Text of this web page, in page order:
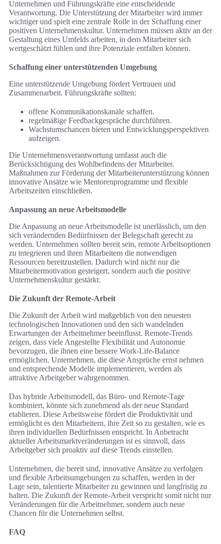
Unternehmen und Führungskräfte eine entscheidende
Verantwortung. Die Unterstützung der Mitarbeiter wird immer
wichtiger und spielt eine zentrale Rolle in der Schaffung einer
positiven Unternehmenskultur. Unternehmen müssen aktiv an der
Gestaltung eines Umfelds arbeiten, in dem Mitarbeiter sich
wertgeschätzt fühlen und ihre Potenziale entfalten können.
Schaffung einer unterstützenden Umgebung
Eine unterstützende Umgebung fördert Vertrauen und
Zusammenarbeit. Führungskräfte sollten:
offene Kommunikationskanäle schaffen.
regelmäßige Feedbackgespräche durchführen.
Wachstumschancen bieten und Entwicklungsperspektiven
aufzeigen.
Die Unternehmensverantwortung umfasst auch die
Berücksichtigung des Wohlbefindens der Mitarbeiter.
Maßnahmen zur Förderung der Mitarbeiterunterstützung können
innovative Ansätze wie Mentorenprogramme und flexible
Arbeitszeiten einschließen.
Anpassung an neue Arbeitsmodelle
Die Anpassung an neue Arbeitsmodelle ist unerlässlich, um den
sich verändernden Bedürfnissen der Belegschaft gerecht zu
werden. Unternehmen sollten bereit sein, remote Arbeitsoptionen
zu integrieren und ihren Mitarbeitern die notwendigen
Ressourcen bereitzustellen. Dadurch wird nicht nur die
Mitarbeitermotivation gesteigert, sondern auch die positive
Unternehmenskultur gestärkt.
Die Zukunft der Remote-Arbeit
Die Zukunft der Arbeit wird maßgeblich von den neuesten
technologischen Innovationen und den sich wandelnden
Erwartungen der Arbeitnehmer beeinflusst. Remote-Trends
zeigen, dass viele Angestellte Flexibilität und Autonomie
bevorzugen, die ihnen eine bessere Work-Life-Balance
ermöglichen. Unternehmen, die diese Ansprüche ernst nehmen
und entsprechende Modelle implementieren, werden als
attraktive Arbeitgeber wahrgenommen.
Das hybride Arbeitsmodell, das Büro- und Remote-Tage
kombiniert, könnte sich zunehmend als der neue Standard
etablieren. Diese Arbeitsweise fördert die Produktivität und
ermöglicht es den Mitarbeitern, ihre Zeit so zu gestalten, wie es
ihren individuellen Bedürfnissen entspricht. In Anbetracht
aktueller Arbeitsmarktveränderungen ist es sinnvoll, dass
Arbeitgeber sich proaktiv auf diese Trends einstellen.
Unternehmen, die bereit sind, innovative Ansätze zu verfolgen
und flexible Arbeitsumgebungen zu schaffen, werden in der
Lage sein, talentierte Mitarbeiter zu gewinnen und langfristig zu
halten. Die Zukunft der Remote-Arbeit verspricht somit nicht nur
Veränderungen für die Arbeitnehmer, sondern auch neue
Chancen für die Unternehmen selbst.
FAQ